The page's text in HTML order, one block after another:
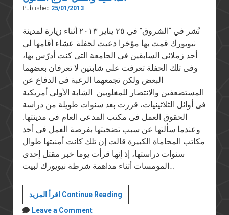
بوستات من فيسبوك
مقابلات في الإعلام
Languages
Published 25/01/2013
نُشر في “الشروق” في ٢٥ يناير ٢٠١٣ أثناء زيارة لمدينة
نيويورك قمت بها مؤخرا دعيت لحفلة عشاء أقامها لى
أحد زملائى السابقين فى الجامعة التى كنت أدرّس بها،
وفى تلك الحفلة تعرفت على شابتين لا تعرفان بعضهما
البعض ولكن تجمعهما الرغبة فى الدفاع عن
المستضعفين والانتصار للمغلوبين. الشابة الأولى أمريكية
فى أوائل الثلاثينيات، قررت بعد سنوات طويلة من دراسة
الحقوق العمل فى مكتب المدعى العام فى مدينتها.
وعندما سألتها عن سبب تضحيتها بفرصة العمل فى أحد
مكاتب المحاماة الكبيرة قالت إن تلك كانت أمنيتها طوال
سنوات دراستها، إذ إنها قرأت يوما خبر مقتل إحدى
المومسات أثناء مداهمة شرطة نيويورك لبيت…
اقرأ المزيد Continue Readingالداخلية
والقتل
Leave a Comment